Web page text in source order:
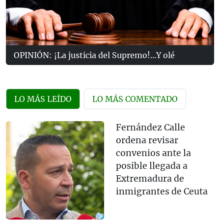
OPINIÓN: ¡La justicia del Supremo!...Y olé
LO MÁS LEÍDO LO MÁS COMENTADO
Fernández Calle
ordena revisar
convenios ante la
posible llegada a
Extremadura de
inmigrantes de Ceuta